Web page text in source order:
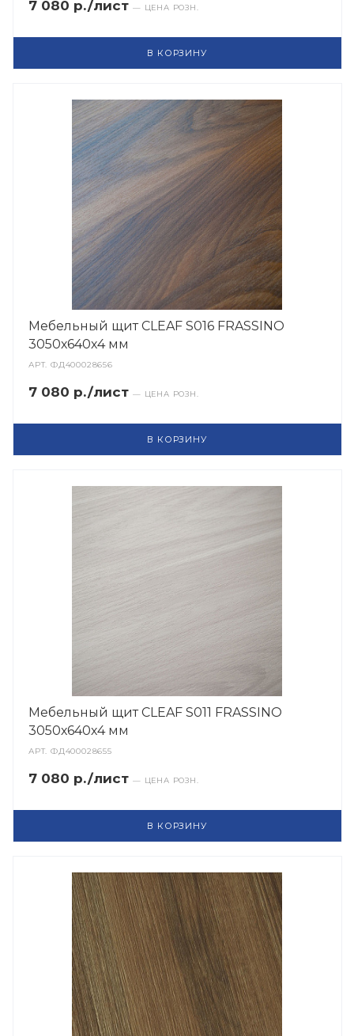
7 080 р./лист — ЦЕНА РОЗН.
В КОРЗИНУ
Мебельный щит CLEAF S016 FRASSINO
3050х640х4 мм
АРТ.ФД400028656
7 080 р./лист — ЦЕНА РОЗН.
В КОРЗИНУ
Мебельный щит CLEAF S011 FRASSINO
3050х640х4 мм
АРТ.ФД400028655
7 080 р./лист — ЦЕНА РОЗН.
В КОРЗИНУ